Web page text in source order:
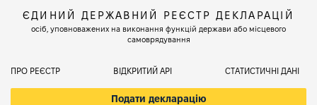
ЄДИНИЙ ДЕРЖАВНИЙ РЕЄСТР ДЕКЛАРАЦІЙ
осіб, уповноважених на виконання функцій держави або місцевого
самоврядування
ПРО РЕЄСТР ВІДКРИТИЙ АРІ СТАТИСТИЧНІ ДАНІ
Подати декларацію